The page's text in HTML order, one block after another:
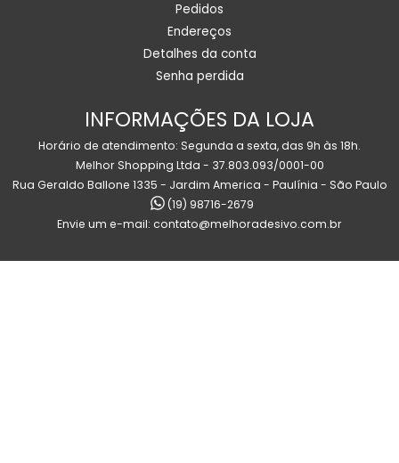
Pedidos
Endereços
Detalhes da conta
Senha perdida
INFORMAÇÕES DA LOJA
Horário de atendimento: Segunda a sexta, das 9h às 18h.
Melhor Shopping Ltda - 37.803.093/0001-00
Rua Geraldo Ballone 1335 - Jardim America - Paulínia - São Paulo
(19) 98716-2679
Envie um e-mail: contato@melhoradesivo.com.br